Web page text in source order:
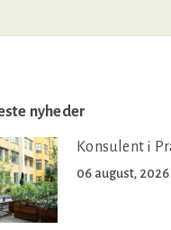
nyheder
Konsulent i
06 august, 2026